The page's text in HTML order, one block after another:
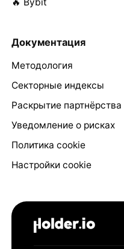
Документация
Методология
Секторные индексы
Раскрытие партнёрства
Уведомление о рисках
Политика cookie
Настройки cookie